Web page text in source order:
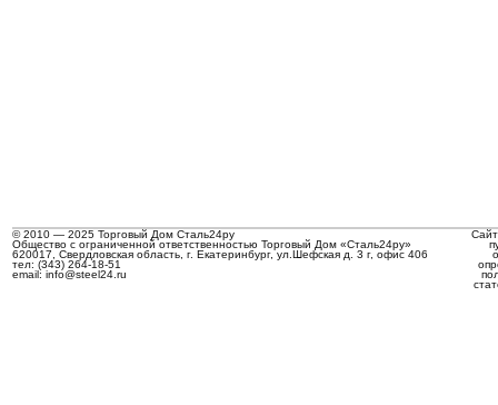
© 2010 — 2025 Торговый Дом Сталь24ру
Общество с ограниченной ответственностью Торговый Дом «Сталь24ру»
620017, Свердловская область, г. Екатеринбург, ул.Шефская д. 3 г, офис 406
тел: (343) 264-18-51
email: info@steel24.ru